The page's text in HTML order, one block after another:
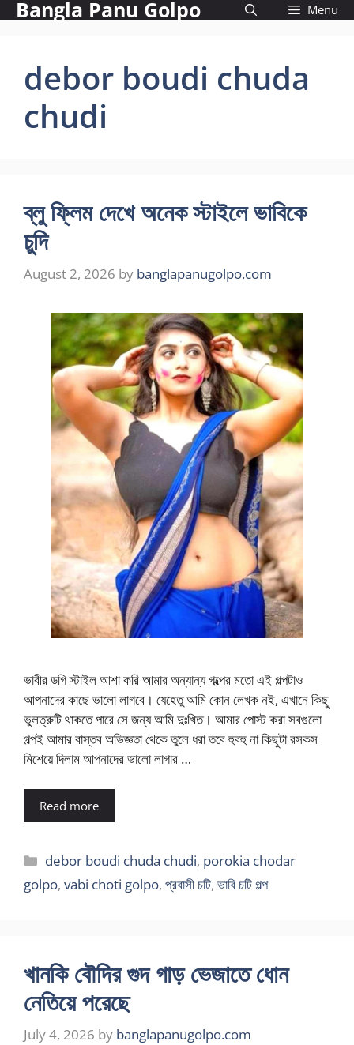
SkipBangla Panu Golpo Menu
debor boudi chuda
chudi
ব্লু ফ্লিম দেখে অনেক স্টাইলে ভাবিকে
চুদি
August 2, 2026 by banglapanugolpo.com
ভাবীর ডগি স্টাইল আশা করি আমার অন্যান্য গল্পের মতো এই গল্পটাও
আপনাদের কাছে ভালো লাগবে। যেহেতু আমি কোন লেখক নই, এখানে কিছু
ভুলত্রুটি থাকতে পারে সে জন্য আমি দুঃখিত। আমার পোস্ট করা সবগুলো
গল্পই আমার বাস্তব অভিজ্ঞতা থেকে তুলে ধরা তবে হুবহু না কিছুটা রসকস
মিশেয়ে দিলাম আপনাদের ভালো লাগার …
Read more
Categories
debor boudi chuda chudi, porokia chodar
golpo, vabi choti golpo, প্রবাসী চটি, ভাবি চটি গল্প
খানকি বৌদির গুদ গাড় ভেজাতে ধোন
নেতিয়ে পরেছে
July 4, 2026 by banglapanugolpo.com